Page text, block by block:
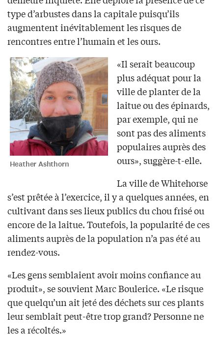
type d’arbustes dans la capitale puisqu’ils
augmentent inévitablement les risques de
rencontres entre l’humain et les ours.
Heather Ashthorn
«Il serait beaucoup
plus adéquat pour la
ville de planter de la
laitue ou des épinards,
par exemple, qui ne
sont pas des aliments
populaires auprès des
ours», suggère-t-elle.
La ville de Whitehorse
s’est prêtée à l’exercice, il y a quelques années, en
cultivant dans ses lieux publics du chou frisé ou
encore de la laitue. Toutefois, la popularité de ces
aliments auprès de la population n’a pas été au
rendez-vous.
«Les gens semblaient avoir moins confiance au
produit», se souvient Marc Boulerice. «Le risque
que quelqu’un ait jeté des déchets sur ces plants
leur semblait peut-être trop grand? Personne ne
les a récoltés.»